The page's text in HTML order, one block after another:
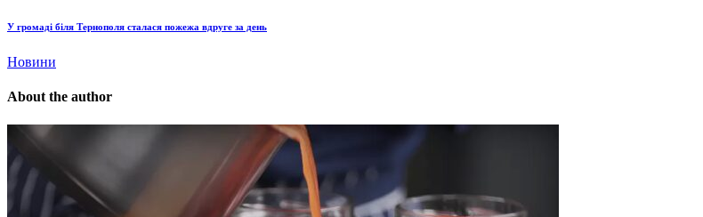
У громаді біля Тернополя сталася пожежа вдруге за день
Новини
About the author